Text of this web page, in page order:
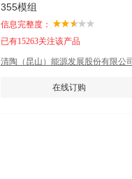
355模组
信息完整度：
已有15263关注该产品
清陶（昆山）能源发展股份有限公司
在线订购